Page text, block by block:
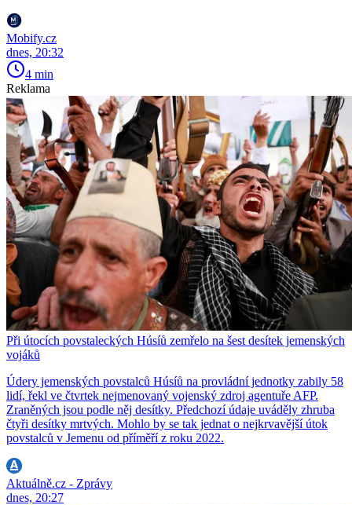
Mobify.cz
dnes, 20:32
4 min
Reklama
Při útocích povstaleckých Húsíů zemřelo na šest desítek jemenských
vojáků
Údery jemenských povstalců Húsíů na provládní jednotky zabily 58
lidí, řekl ve čtvrtek nejmenovaný vojenský zdroj agentuře AFP.
Zraněných jsou podle něj desítky. Předchozí údaje uváděly zhruba
čtyři desítky mrtvých. Mohlo by se tak jednat o nejkrvavější útok
povstalců v Jemenu od příměří z roku 2022.
Aktuálně.cz - Zprávy
dnes, 20:27